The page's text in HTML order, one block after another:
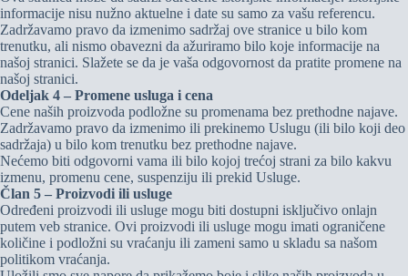
informacije nisu nužno aktuelne i date su samo za vašu referencu.
Zadržavamo pravo da izmenimo sadržaj ove stranice u bilo kom
trenutku, ali nismo obavezni da ažuriramo bilo koje informacije na
našoj stranici. Slažete se da je vaša odgovornost da pratite promene na
našoj stranici.
Odeljak 4 – Promene usluga i cena
Cene naših proizvoda podložne su promenama bez prethodne najave.
Zadržavamo pravo da izmenimo ili prekinemo Uslugu (ili bilo koji deo
sadržaja) u bilo kom trenutku bez prethodne najave.
Nećemo biti odgovorni vama ili bilo kojoj trećoj strani za bilo kakvu
izmenu, promenu cene, suspenziju ili prekid Usluge.
Član 5 – Proizvodi ili usluge
Određeni proizvodi ili usluge mogu biti dostupni isključivo onlajn
putem veb stranice. Ovi proizvodi ili usluge mogu imati ograničene
količine i podložni su vraćanju ili zameni samo u skladu sa našom
politikom vraćanja.